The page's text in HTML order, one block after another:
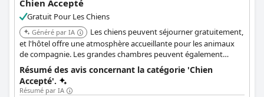
Chien Accepté
Gratuit Pour Les Chiens
Généré par IA
Les chiens peuvent séjourner gratuitement,
et l'hôtel offre une atmosphère accueillante pour les animaux
de compagnie. Les grandes chambres peuvent également
accueillir des animaux.
Résumé des avis concernant la catégorie 'Chien
Accepté'.
Résumé par IA